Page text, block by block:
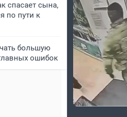
спасает сына,
по пути к
большую
ошибок